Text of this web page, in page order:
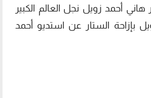
هاني أحمد زويل نجل العالم الكبير
بإزاحة الستار عن استديو أحمد